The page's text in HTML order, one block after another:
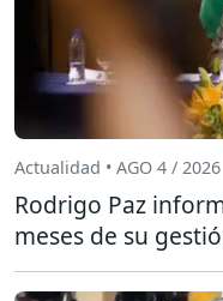
Actualidad • AGO 4 / 2026
Rodrigo Paz
meses de su